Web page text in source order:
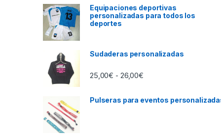
Equipaciones deportivas
personalizadas para todos los
deportes
Sudaderas personalizadas
25,00€ - 26,00€
Pulseras para eventos